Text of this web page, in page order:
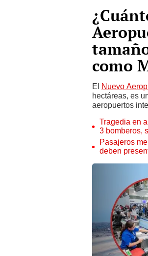
como
El Nuevo
hectáreas, es
aeropuertos
Tragedia en
3 bomberos,
Pasajeros
deben